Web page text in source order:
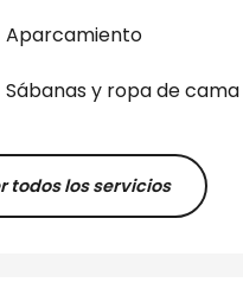
Aparcamiento
Sábanas y ropa de cama
todos los servicios